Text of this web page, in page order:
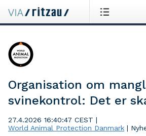
Organisation om
svinekontrol: Det er
27.4.2026 16:40:47 CEST |
World Animal Protection Danmark |